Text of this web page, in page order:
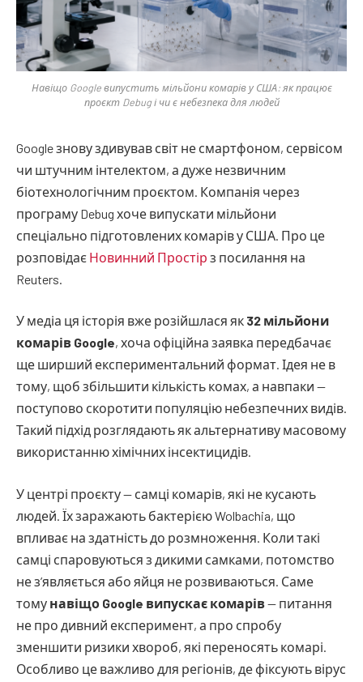
Навіщо Google випустить мільйони комарів у США: як працює
проєкт Debug і чи є небезпека для людей
Google знову здивував світ не смартфоном, сервісом
чи штучним інтелектом, а дуже незвичним
біотехнологічним проєктом. Компанія через
програму Debug хоче випускати мільйони
спеціально підготовлених комарів у США. Про це
розповідає Новинний Простір з посилання на
Reuters.
У медіа ця історія вже розійшлася як 32 мільйони
комарів Google, хоча офіційна заявка передбачає
ще ширший експериментальний формат. Ідея не в
тому, щоб збільшити кількість комах, а навпаки —
поступово скоротити популяцію небезпечних видів.
Такий підхід розглядають як альтернативу масовому
використанню хімічних інсектицидів.
У центрі проєкту — самці комарів, які не кусають
людей. Їх заражають бактерією Wolbachia, що
впливає на здатність до розмноження. Коли такі
самці спаровуються з дикими самками, потомство
не з’являється або яйця не розвиваються. Саме
тому навіщо Google випускає комарів— питання
не про дивний експеримент, а про спробу
зменшити ризики хвороб, які переносять комарі.
Особливо це важливо для регіонів, де фіксують вірус